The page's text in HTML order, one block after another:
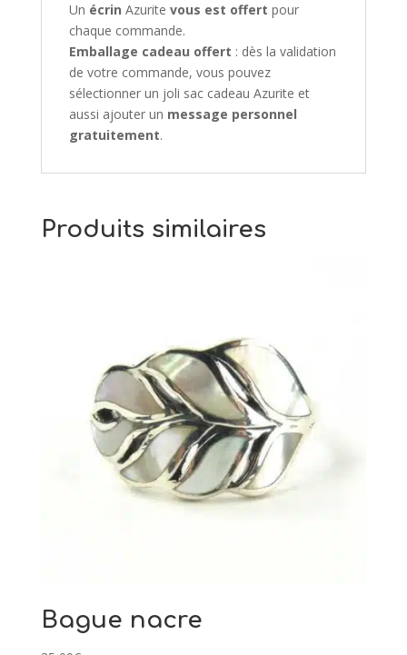
Un écrin Azurite vous est offert pour
chaque commande.
Emballage cadeau offert : dès la validation
de votre commande, vous pouvez
sélectionner un joli sac cadeau Azurite et
aussi ajouter un message personnel
gratuitement.
Produits similaires
Bague nacre